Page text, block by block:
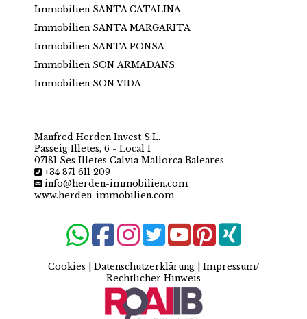
Immobilien SANTA CATALINA
Immobilien SANTA MARGARITA
Immobilien SANTA PONSA
Immobilien SON ARMADANS
Immobilien SON VIDA
Manfred Herden Invest S.L.
Passeig Illetes, 6 - Local 1
07181 Ses Illetes Calvia Mallorca Baleares
+34 871 611 209
info@herden-immobilien.com
www.herden-immobilien.com
Cookies Datenschutzerklärung| Impressum/
Rechtlicher Hinweis